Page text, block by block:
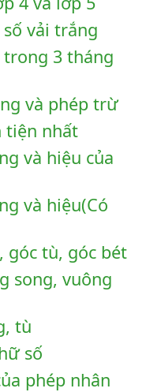
vải trắng
trong 3 tháng
và phép trừ
tiện nhất
và hiệu của
và hiệu(Có
góc tù, góc bét
song, vuông
tù
số
phép nhân